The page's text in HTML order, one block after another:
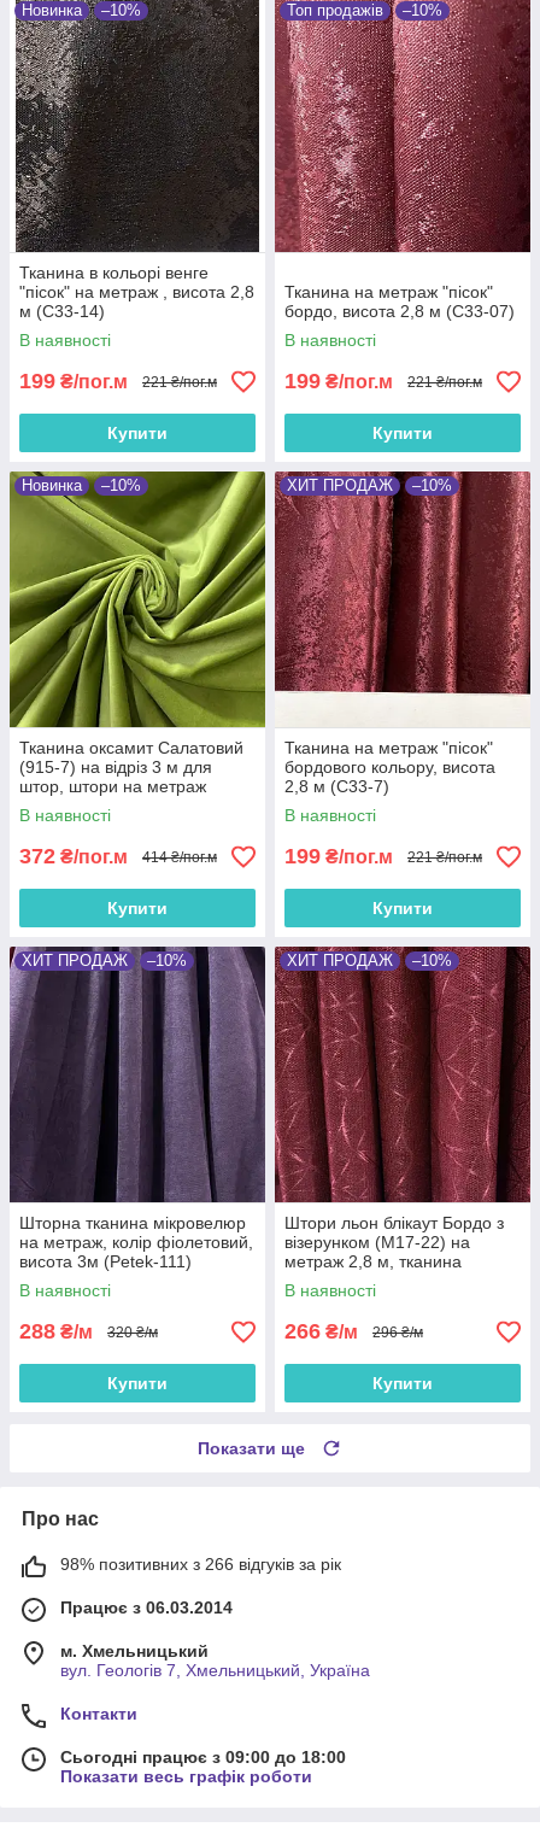
Новинка –10%
Тканина в кольорі венге
"пісок" на метраж , висота 2,8
м (С33-14)
В наявності
199 ₴/пог.м 221 ₴/пог.м
Купити
Топ продажів –10%
Тканина на метраж "пісок"
бордо, висота 2,8 м (С33-07)
В наявності
199 ₴/пог.м 221 ₴/пог.м
Купити
Новинка –10%
Тканина оксамит Салатовий
(915-7) на відріз 3 м для
штор, штори на метраж
оксамитові, відрізні портьєри
В наявності
372 ₴/пог.м 414 ₴/пог.м
Купити
ХИТ ПРОДАЖ –10%
Тканина на метраж "пісок"
бордового кольору, висота
2,8 м (С33-7)
В наявності
199 ₴/пог.м 221 ₴/пог.м
Купити
ХИТ ПРОДАЖ –10%
Шторна тканина мікровелюр
на метраж, колір фіолетовий,
висота 3м (Petek-111)
В наявності
288 ₴/м 320 ₴/м
Купити
ХИТ ПРОДАЖ –10%
Штори льон блікаут Бордо з
візерунком (M17-22) на
метраж 2,8 м, тканина
blackout шторна, портьєри в
зал, спальню
В наявності
266 ₴/м 296 ₴/м
Купити
Показати ще
Про нас
98% позитивних з 266 відгуків за рік
Працює з 06.03.2014
м. Хмельницький
вул. Геологів 7, Хмельницький, Україна
Контакти
Сьогодні працює з 09:00 до 18:00
Показати весь графік роботи